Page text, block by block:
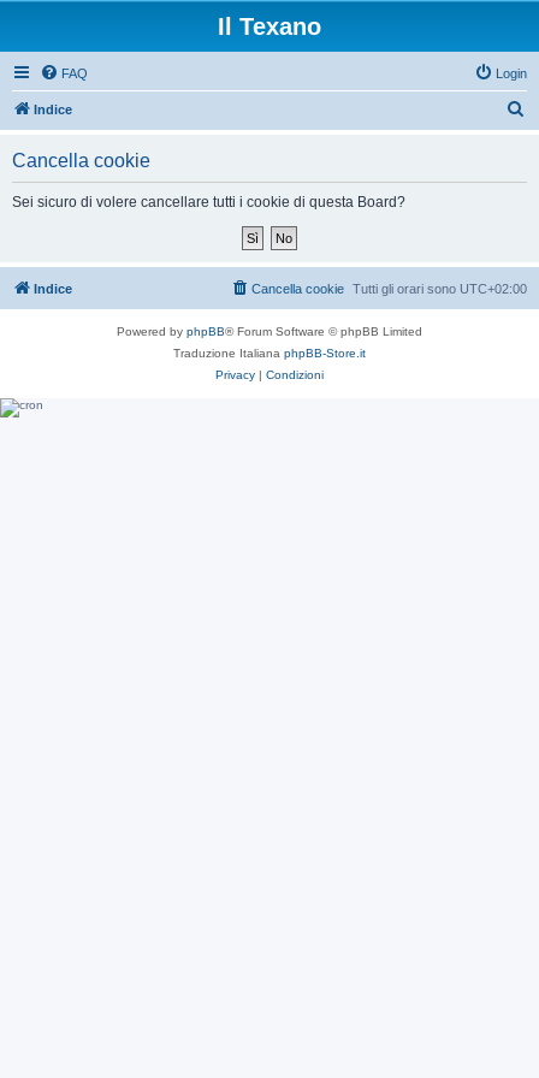
Il Texano
FAQ Login
Indice
Cancella cookie
Sei sicuro di volere cancellare tutti i cookie di questa Board?
Indice Tutti gli orari sono UTC+02:00
Cancella cookie
Powered by phpBB® Forum Software © phpBB Limited
Traduzione Italiana phpBB-Store.it
Privacy | Condizioni